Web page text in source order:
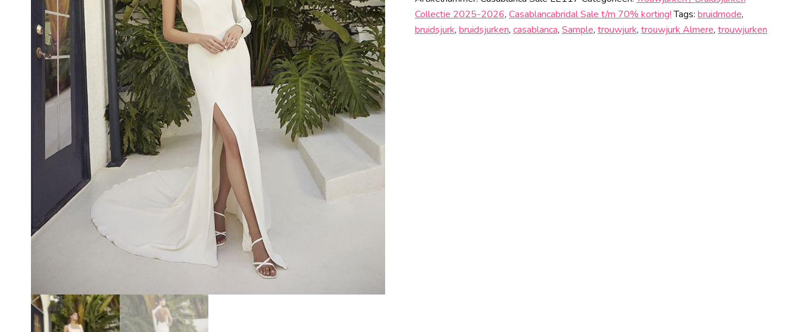
aantal
Collectie 2025-2026, Casablancabridal Sale t/m 70% korting! Tags: bruidmode,
bruidsjurk, bruidsjurken, casablanca, Sample, trouwjurk, trouwjurk Almere, trouwjurken